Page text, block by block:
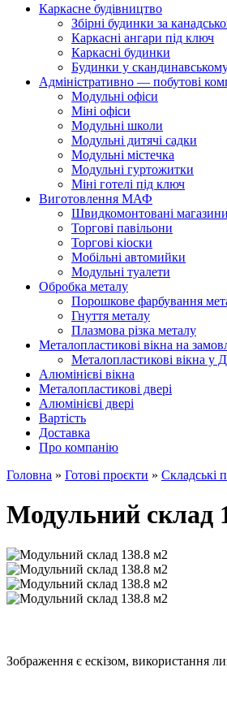
Каркасне будівництво
Збірні будинки за
Каркасні ангари під ключ
Каркасні будинки
Будинки у
Адміністративно — побутові
Модульні офіси
Міні офіси
Модульні школи
Модульні дитячі садки
Модульні містечка
Модульні гуртожитки
Міні готелі під ключ
Виготовлення МАФ
Швидкомонтовані магазини
Торгові павільони
Торгові кіоски
Мобільні автомийки
Модульні туалети
Обробка металу
Порошкове фарбування
Гнуття металу
Плазмова різка металу
Металопластикові вікна на
Металопластикові вікна у
Алюмінієві вікна
Металопластикові двері
Алюмінієві двері
Вартість
Доставка
Про компанію
Головна » Готові проєкти » Складські
Модульний склад
Зображення є ескізом, використання